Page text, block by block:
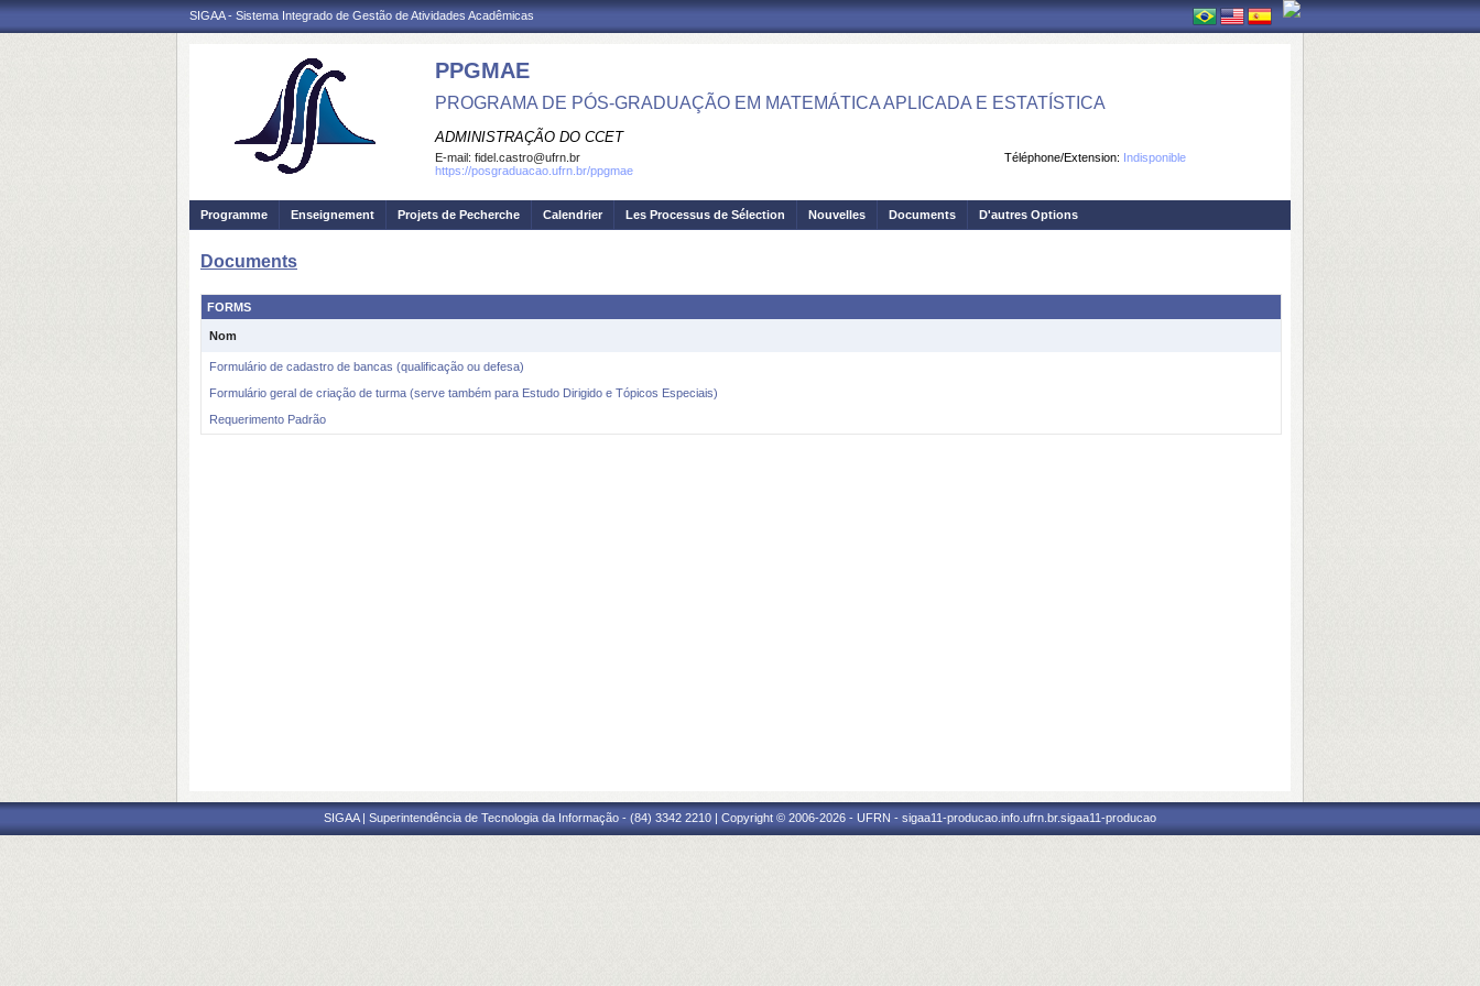
SIGAA - Sistema Integrado de Gestão de Atividades Acadêmicas
PPGMAE
PROGRAMA DE PÓS-GRADUAÇÃO EM MATEMÁTICA APLICADA E ESTATÍSTICA
ADMINISTRAÇÃO DO CCET
Téléphone/Extension: Indisponible
E-mail: fidel.castro@ufrn.br
https://posgraduacao.ufrn.br/ppgmae
Programme Enseignement Projets de Pecherche Calendrier Les Processus de Sélection Nouvelles Documents D'autres Options
Documents
FORMS
Nom
Formulário de cadastro de bancas (qualificação ou defesa)
Formulário geral de criação de turma (serve também para Estudo Dirigido e Tópicos Especiais)
Requerimento Padrão
SIGAA | Superintendência de Tecnologia da Informação - (84) 3342 2210 | Copyright © 2006-2026 - UFRN - sigaa11-producao.info.ufrn.br.sigaa11-producao